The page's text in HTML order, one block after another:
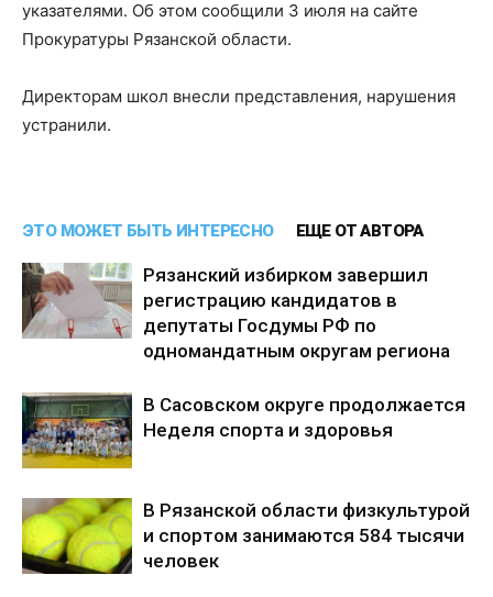
указателями. Об этом сообщили 3 июля на сайте
Прокуратуры Рязанской области.
Директорам школ внесли представления, нарушения
устранили.
ЭТО МОЖЕТ БЫТЬ ИНТЕРЕСНО ЕЩЕ ОТ АВТОРА
Рязанский избирком завершил
регистрацию кандидатов в
депутаты Госдумы РФ по
одномандатным округам региона
В Сасовском округе продолжается
Неделя спорта и здоровья
В Рязанской области физкультурой
и спортом занимаются 584 тысячи
человек